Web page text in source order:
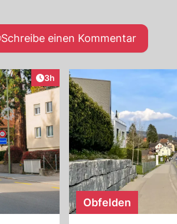
Schreibe einen Kommentar
Artikel veröffentlicht:
3h
Obfelden